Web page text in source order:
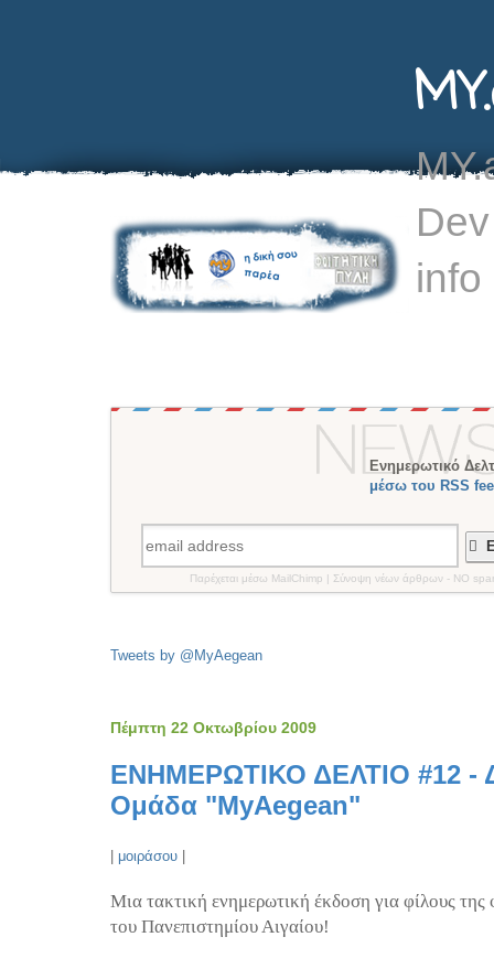
info
Ενημερωτικό
μέσω του RSS
Παρέχεται μέσω MailChimp | Σύνοψη νέων άρθρων - NO
Tweets by @MyAegean
Πέμπτη 22 Οκτωβρίου 2009
ΕΝΗΜΕΡΩΤΙΚΟ ΔΕΛΤΙΟ #12 -
Ομάδα "MyAegean"
μοιράσου
Μια τακτική ενημερωτική έκδοση για φίλους
του Πανεπιστημίου Αιγαίου!